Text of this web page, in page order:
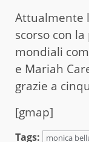
Attualmente
scorso con
mondiali
e Mariah
grazie a
[gmap]
Tags: monica